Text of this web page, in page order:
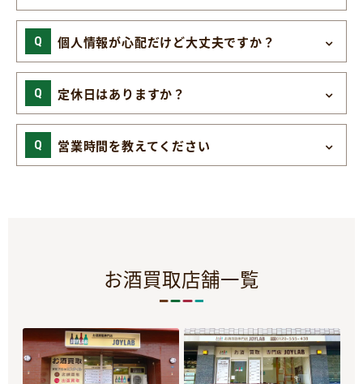
個人情報が心配だけど大丈夫ですか？
定休日はありますか？
営業時間を教えてください
お酒買取店舗一覧